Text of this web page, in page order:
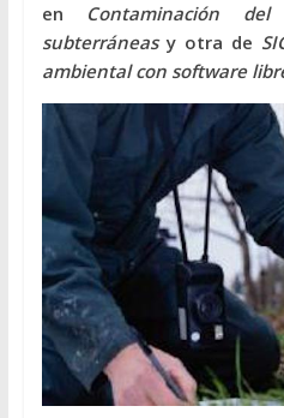
en Contaminación
subterráneasy otra de
ambiental con software